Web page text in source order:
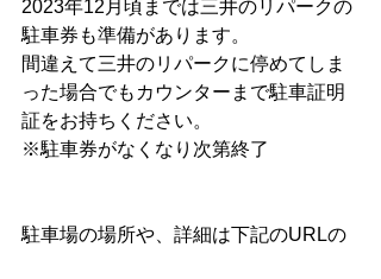
2023年12月頃までは三井のリパークの
駐車券も準備があります。
間違えて三井のリパークに停めてしま
った場合でもカウンターまで駐車証明
証をお持ちください。
※駐車券がなくなり次第終了
駐車場の場所や、詳細は下記のURLの